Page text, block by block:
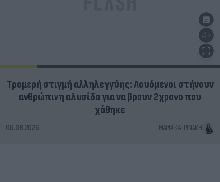
Τρομερή στιγμή αλληλεγγύης: Λουόμενοι στήνουν
ανθρώπινη αλυσίδα για να βρουν 2χρονο που
χάθηκε
06.08.2026 ΜΑΡΊΑ ΚΑΤΡΙΝΆΚΗ